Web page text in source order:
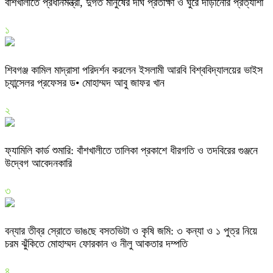
বাঁশখালীতে প্রধানমন্ত্রী, দুর্গত মানুষের দীর্ঘ প্রতীক্ষা ও ঘুরে দাঁড়ানোর প্রত্যাশা
১
শিবগঞ্জ কামিল মাদ্রাসা পরিদর্শন করলেন ইসলামী আরবি বিশ্ববিদ্যালয়ের ভাইস
চ্যান্সেলর প্রফেসর ড• মোহাম্মদ আবু জাফর খান
২
ফ্যামিলি কার্ড শুমারি: বাঁশখালীতে তালিকা প্রকাশে ধীরগতি ও তদবিরের গুঞ্জনে
উদ্বেগ আবেদনকারি
৩
বন্যার তীব্র স্রোতে ভাঙছে বসতভিটা ও কৃষি জমি: ৩ কন্যা ও ১ পুত্র নিয়ে
চরম ঝুঁকিতে মোহাম্মদ ফোরকান ও নীলু আকতার দম্পতি